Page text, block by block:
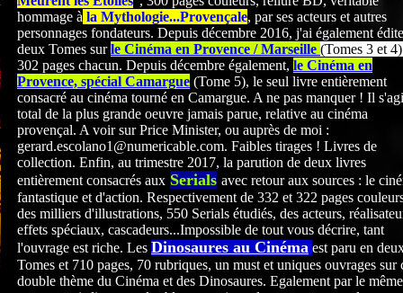
hommage à la Mythologie...Provençale, par ses acteurs et autres
personnages fondateurs. Depuis décembre 2016, j'ai également
deux Tomes surle Cinéma en Provence / Marseille (Tomes 3 et 4)
302 pages chacun. Depuis décembre également, le Cinéma en
Provence, spécial Camargue (Tome 5), le seul livre entièrement
consacré au cinéma tourné en Camargue. A ne pas manquer ! Il
total de la plus grande oeuvre jamais parue, relative au cinéma
provençal. A voir sur Price Minister, ou auprès de moi :
gerard.escolano1@numericable.com. Faibles tirages ! Livres de
collection. Enfin, au trimestre 2017, la parution de deux livres
entièrement consacrés aux Serials avec retour aux sources : le
fantastique et d'action. Respectivement de 332 et 322 pages
des milliers d'illustrations, 550 Serials étudiés, des acteurs,
effets spéciaux, cascadeurs...Impossible de tout vous décrire, tant
l'ouvrage est riche. Les Dinosaures au Cinéma est paru en
Tomes et 710 pages, 70 rubriques, un must et uniques ouvrages sur
double thème du Cinéma et des Dinosaures. Egalement par le même